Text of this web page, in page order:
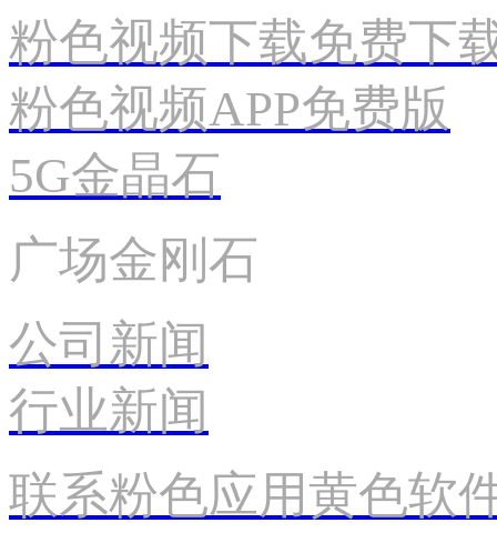
粉色视频下载免费下
粉色视频APP免费版
5G金晶石
广场金刚石
公司新闻
行业新闻
联系粉色应用黄色软